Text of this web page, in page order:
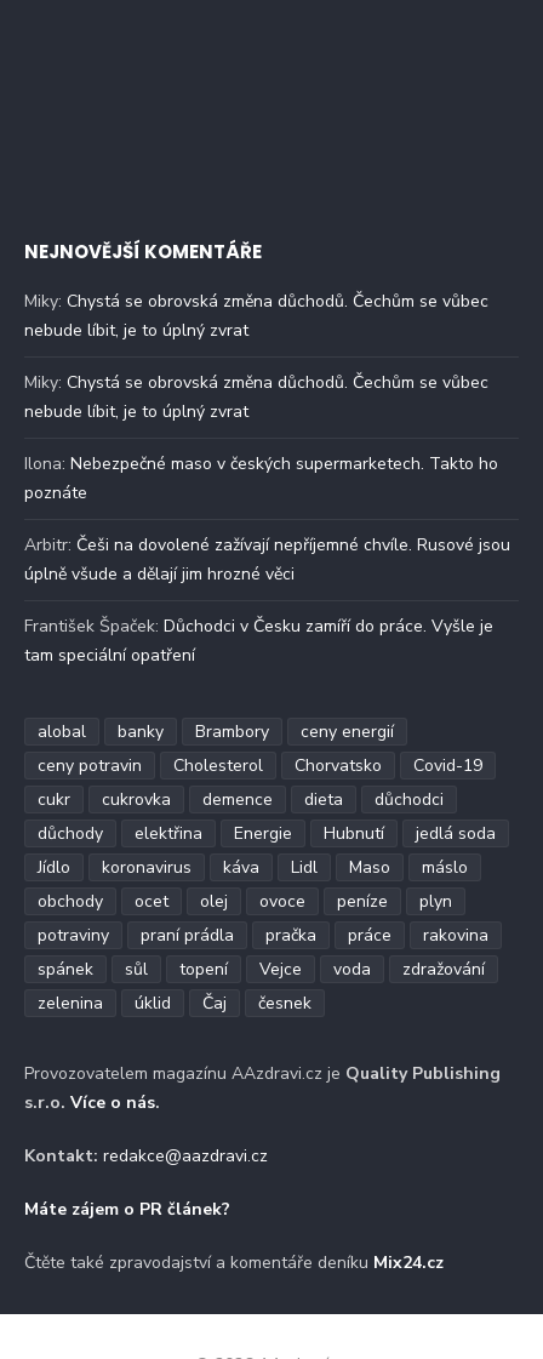
NEJNOVĚJŠÍ KOMENTÁŘE
Miky: Chystá se obrovská změna důchodů. Čechům se vůbec
nebude líbit, je to úplný zvrat
Miky: Chystá se obrovská změna důchodů. Čechům se vůbec
nebude líbit, je to úplný zvrat
Ilona: Nebezpečné maso v českých supermarketech. Takto ho
poznáte
Arbitr: Češi na dovolené zažívají nepříjemné chvíle. Rusové jsou
úplně všude a dělají jim hrozné věci
František Špaček: Důchodci v Česku zamíří do práce. Vyšle je
tam speciální opatření
alobal banky Brambory
ceny energií
ceny potravin
Cholesterol Chorvatsko
Covid-19
cukr
cukrovka demence dieta
důchodci
důchody
elektřina Energie Hubnutí
jedlá soda
Jídlo
koronavirus káva Lidl Maso
máslo
obchody
ocet olej ovoce peníze
plyn
potraviny
praní prádla pračka práce
rakovina
spánek
sůl topení Vejce voda
zdražování
zelenina
úklid Čaj česnek
Provozovatelem magazínu AAzdravi.cz je Quality Publishing
s.r.o. Více o nás.
Kontakt: redakce@aazdravi.cz
Máte zájem o PR článek?
Čtěte také zpravodajství a komentáře deníku Mix24.cz